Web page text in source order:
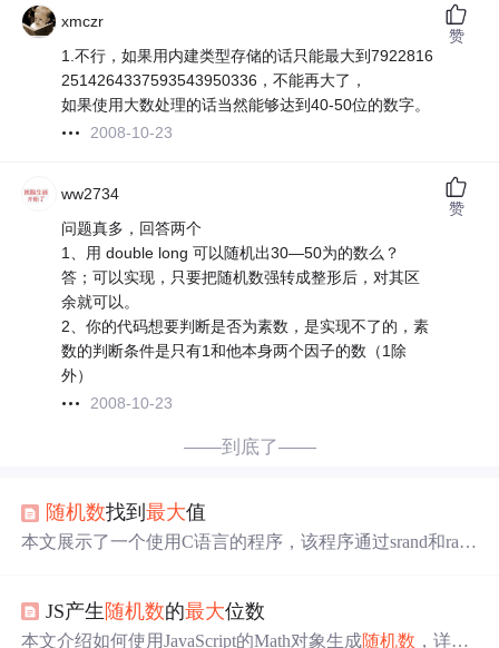
xmczr
1.不行，如果用内建类型存储的话只能最大到7922816
2514264337593543950336，不能再大了，
如果使用大数处理的话当然能够达到40-50位的数字。
2008-10-23
赞
ww2734
问题真多，回答两个
1、用 double long 可以随机出30—50为的数么？
答；可以实现，只要把随机数强转成整形后，对其区
余就可以。
2、你的代码想要判断是否为素数，是实现不了的，素
数的判断条件是只有1和他本身两个因子的数（1除
外）
2008-10-23
赞
——到底了——
随机数找到最大值
本文展示了一个使用C语言的程序，该程序通过srand和rand
行程序时都能得到不同的随机数
10个介于0到99之间的随机整数，并将它们打印出来。接下
JS产生 随机数的最大位数
本文介绍如何使用JavaScript的Math对象生成随机数 ，详细